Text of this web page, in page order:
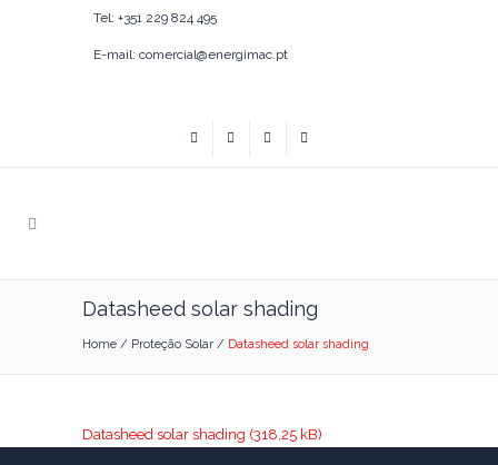
Tel: +351 229 824 495
E-mail: comercial@energimac.pt
Datasheed solar shading
Home / Proteção Solar / Datasheed solar shading
Datasheed solar shading